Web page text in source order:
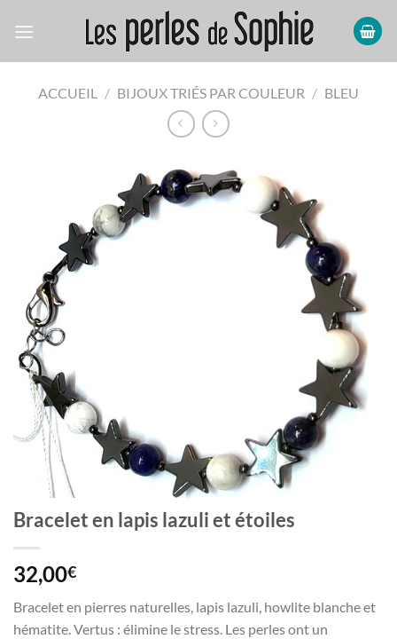
ACCUEIL / BIJOUX TRIÉS PAR COULEUR / BLEU
Bracelet en lapis lazuli et étoiles
32,00€
Bracelet en pierres naturelles, lapis lazuli, howlite blanche et
hématite. Vertus : élimine le stress. Les perles ont un